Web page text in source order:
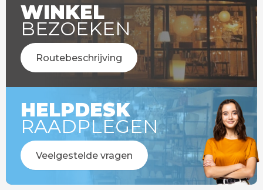
WINKEL
BEZOEKEN
Routebeschrijving
HELPDESK
RAADPLEGEN
Veelgestelde vragen